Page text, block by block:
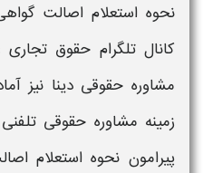
نحوه استعلام اصالت
کانال تلگرام حقوق
مشاوره حقوقی دینا نیز
زمینه مشاوره حقوقی
پیرامون نحوه استعلام